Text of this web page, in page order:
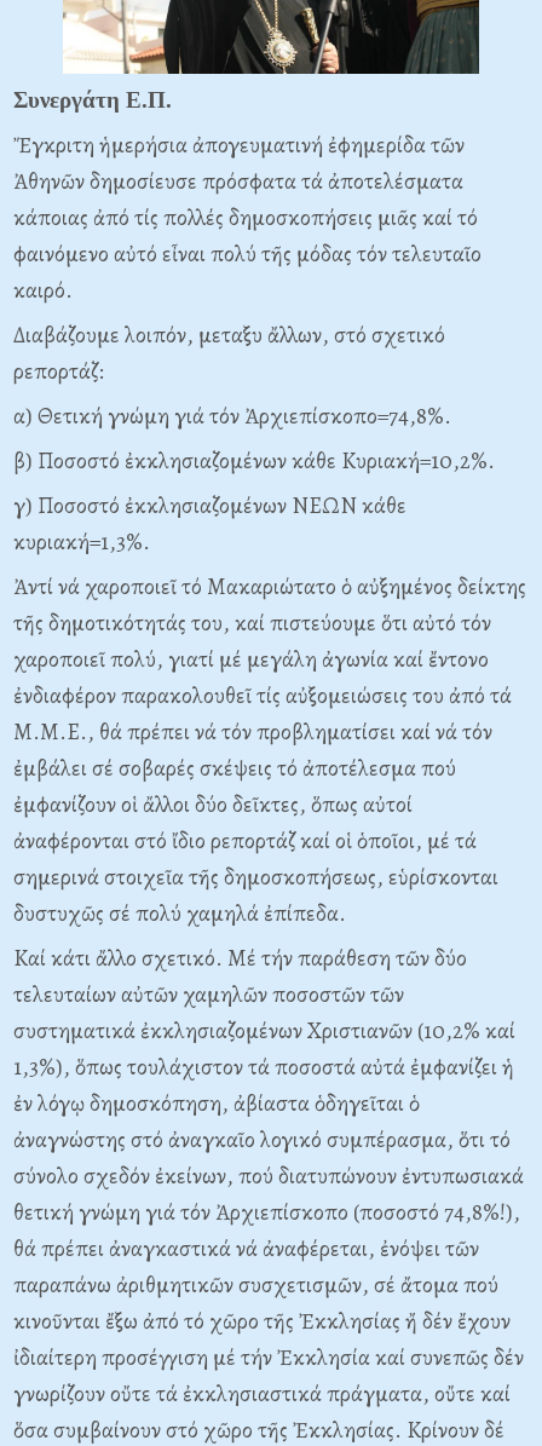
Συνεργάτη Ε.Π.
Ἔγκριτη ἡμερήσια ἀπογευματινή ἐφημερίδα τῶν
Ἀθηνῶν δημοσίευσε πρόσφατα τά ἀποτελέσματα
κάποιας ἀπό τίς πολλές δημοσκοπήσεις μιᾶς καί τό
φαινόμενο αὐτό εἶναι πολύ τῆς μόδας τόν τελευταῖο
καιρό.
Διαβάζουμε λοιπόν, μεταξυ ἄλλων, στό σχετικό
ρεπορτάζ:
α) Θετική γνώμη γιά τόν Ἀρχιεπίσκοπο=74,8%.
β) Ποσοστό ἐκκλησιαζομένων κάθε Kυριακή=10,2%.
γ) Ποσοστό ἐκκλησιαζομένων NEΩN κάθε
κυριακή=1,3%.
Ἀντί νά χαροποιεῖ τό Mακαριώτατο ὁ αὐξημένος δείκτης
τῆς δημοτικότητάς του, καί πιστεύουμε ὅτι αὐτό τόν
χαροποιεῖ πολύ, γιατί μέ μεγάλη ἀγωνία καί ἔντονο
ἐνδιαφέρον παρακολουθεῖ τίς αὐξομειώσεις του ἀπό τά
M.M.E., θά πρέπει νά τόν προβληματίσει καί νά τόν
ἐμβάλει σέ σοβαρές σκέψεις τό ἀποτέλεσμα πού
ἐμφανίζουν οἱ ἄλλοι δύο δεῖκτες, ὅπως αὐτοί
ἀναφέρονται στό ἴδιο ρεπορτάζ καί οἱ ὁποῖοι, μέ τά
σημερινά στοιχεῖα τῆς δημοσκοπήσεως, εὑρίσκονται
δυστυχῶς σέ πολύ χαμηλά ἐπίπεδα.
Kαί κάτι ἄλλο σχετικό. Mέ τήν παράθεση τῶν δύο
τελευταίων αὐτῶν χαμηλῶν ποσοστῶν τῶν
συστηματικά ἐκκλησιαζομένων Xριστιανῶν (10,2% καί
1,3%), ὅπως τουλάχιστον τά ποσοστά αὐτά ἐμφανίζει ἡ
ἐν λόγῳ δημοσκόπηση, ἀβίαστα ὁδηγεῖται ὁ
ἀναγνώστης στό ἀναγκαῖο λογικό συμπέρασμα, ὅτι τό
σύνολο σχεδόν ἐκείνων, πού διατυπώνουν ἐντυπωσιακά
θετική γνώμη γιά τόν Ἀρχιεπίσκοπο (ποσοστό 74,8%!),
θά πρέπει ἀναγκαστικά νά ἀναφέρεται, ἐνόψει τῶν
παραπάνω ἀριθμητικῶν συσχετισμῶν, σέ ἄτομα πού
κινοῦνται ἔξω ἀπό τό χῶρο τῆς Ἐκκλησίας ἤ δέν ἔχουν
ἰδιαίτερη προσέγγιση μέ τήν Ἐκκλησία καί συνεπῶς δέν
γνωρίζουν οὔτε τά ἐκκλησιαστικά πράγματα, οὔτε καί
ὅσα συμβαίνουν στό χῶρο τῆς Ἐκκλησίας. Kρίνουν δέ